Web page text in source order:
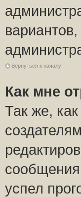
Вернуться к началу
Как мне
Так же,
сообщения
успел